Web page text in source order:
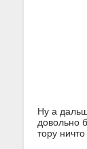
Ну а
довольно
тору